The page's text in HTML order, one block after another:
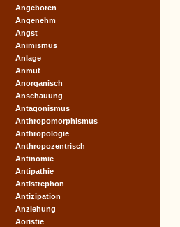
Angeboren
Angenehm
Angst
Animismus
Anlage
Anmut
Anorganisch
Anschauung
Antagonismus
Anthropomorphismus
Anthropologie
Anthropozentrisch
Antinomie
Antipathie
Antistrephon
Antizipation
Anziehung
Aoristie